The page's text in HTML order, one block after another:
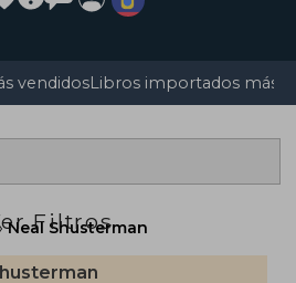
vendidosLibros importados más
Filtros
Neal Shusterman